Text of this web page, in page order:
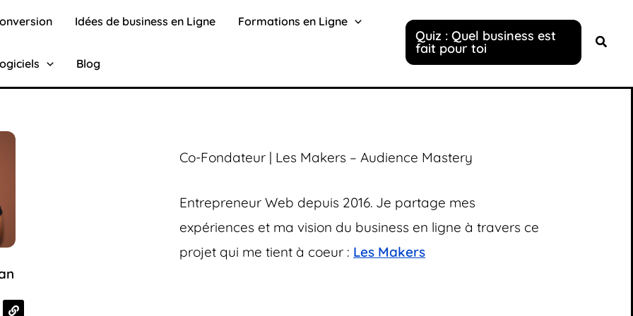
Idées de business en Ligne Formations en Ligne
Blog
Quiz : Quel business est
fait pour toi
L
Co-Fondateur | Les Makers – Audience Mastery
Entrepreneur Web depuis 2016. Je partage mes
expériences et ma vision du business en ligne à travers ce
projet qui me tient à coeur : Les Makers